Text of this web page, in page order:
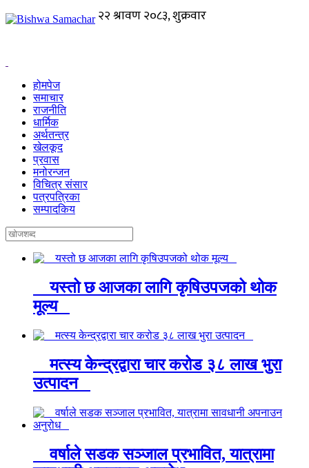
होमपेज
समाचार
राजनीति
धार्मिक
अर्थतन्त्र
खेलकूद
प्रवास
मनोरन्जन
विचित्र संसार
पत्रपत्रिका
सम्पादकिय
यस्तो छ आजका लागि कृषिउपजको थोक
मूल्य
मत्स्य केन्द्रद्वारा चार करोड ३८ लाख भुरा
उत्पादन
वर्षाले सडक सञ्जाल प्रभावित, यात्रामा